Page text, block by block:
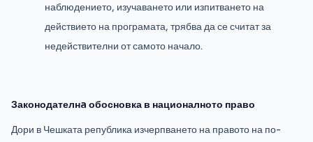
наблюдението, изучаването или изпитването на
действието на програмата, трябва да се считат за
недействителни от самото начало.
Законодателнa обосновка в националното право
Дори в Чешката република изчерпването на правото на по-